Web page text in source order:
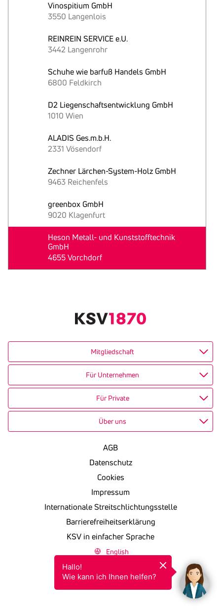
Vinospitium GmbH
3550 Langenlois
REINREIN SERVICE e.U.
3442 Langenrohr
Schuhe wie barfuß Handels GmbH
6800 Feldkirch
D2 Liegenschaftsentwicklung GmbH
1010 Wien
ALADIS Ges.m.b.H.
2331 Vösendorf
Zechner Lärchen-System-Holz GmbH
9463 Reichenfels
greenbox GmbH
9020 Klagenfurt
Heson Metall- und Kunststofftechnik
GmbH
4655 Vorchdorf
Mitgliedschaft
Für Unternehmen
Für Private
Über uns
English
AGB
Datenschutz
Cookies
Impressum
Internationale Streitschlichtungsstelle
Barrierefreiheitserklärung
KSV in einfacher Sprache
Hallo!
Wie kann ich Ihnen helfen?